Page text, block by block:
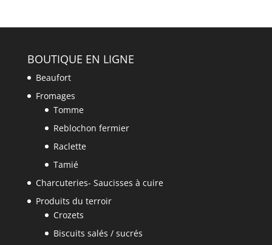
BOUTIQUE EN LIGNE
Beaufort
Fromages
Tomme
Reblochon fermier
Raclette
Tamié
Charcuteries- Saucisses à cuire
Produits du terroir
Crozets
Biscuits salés / sucrés